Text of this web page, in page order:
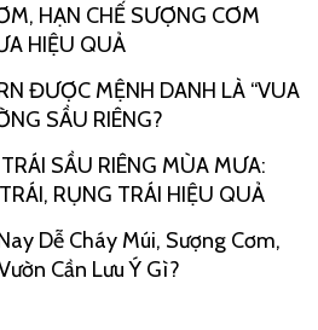
HẠN CHẾ SƯỢNG CƠM
HIỆU QUẢ
ĐƯỢC MỆNH DANH LÀ “VUA
SẦU RIÊNG?
SẦU RIÊNG MÙA MƯA:
RỤNG TRÁI HIỆU QUẢ
Dễ Cháy Múi, Sượng Cơm,
Cần Lưu Ý Gì?